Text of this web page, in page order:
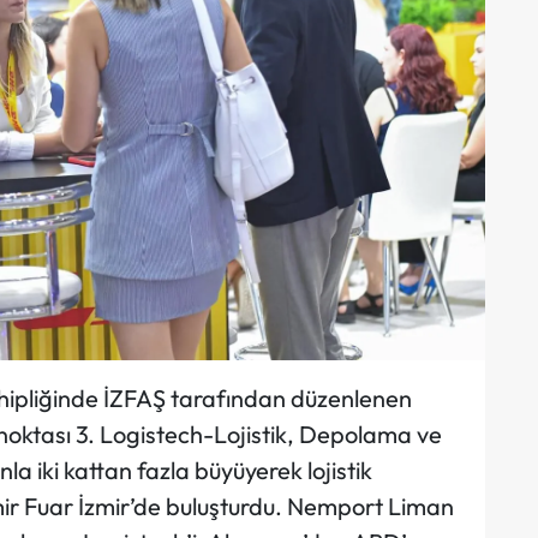
İZFAŞ tarafından düzenlenen
3. Logistech-Lojistik, Depolama ve
iki kattan fazla büyüyerek lojistik
Fuar İzmir’de buluşturdu. Nemport Liman